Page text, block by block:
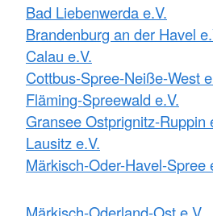
Bad Liebenwerda e.V.
Brandenburg an der Havel
Calau e.V.
Cottbus-Spree-Neiße-West
Fläming-Spreewald e.V.
Gransee Ostprignitz-Ruppin
Lausitz e.V.
Märkisch-Oder-Havel-Spree